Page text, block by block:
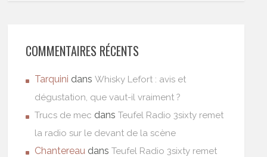
COMMENTAIRES RÉCENTS
Tarquini dansWhisky Lefort : avis et
dégustation, que vaut-il vraiment ?
Trucs de mec dansTeufel Radio 3sixty remet
la radio sur le devant de la scène
Chantereau dansTeufel Radio 3sixty remet